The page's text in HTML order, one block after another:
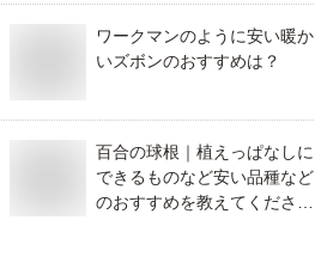
ワークマンのように安い暖か
いズボンのおすすめは？
百合の球根｜植えっぱなしに
できるものなど安い品種など
のおすすめを教えてくださ